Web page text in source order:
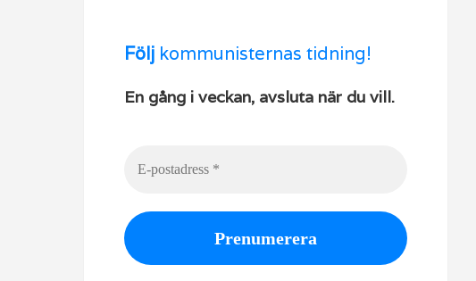
Följ kommunisternas tidning!
En gång i veckan, avsluta när du vill.